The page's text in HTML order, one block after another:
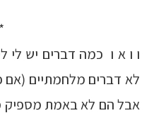
ו ו א ו כמה דברים יש לי
לא דברים מלחמתיים (אם
אבל הם לא באמת מספיק